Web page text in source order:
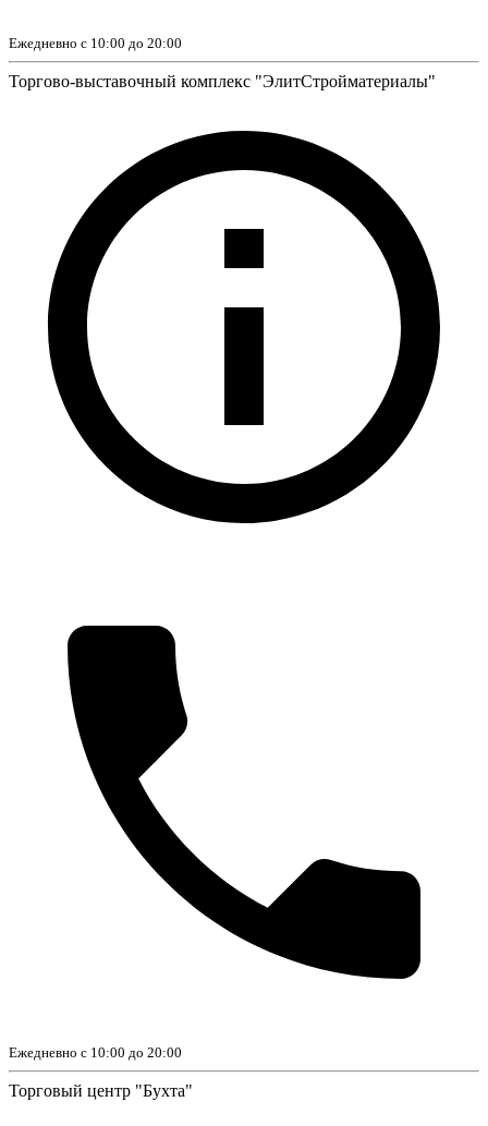
Ежедневно с 10:00 до 20:00
Торгово-выставочный комплекс "ЭлитСтройматериалы"
Ежедневно с 10:00 до 20:00
Торговый центр "Бухта"